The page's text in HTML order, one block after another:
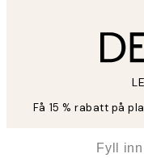
Få 15 % rabatt på